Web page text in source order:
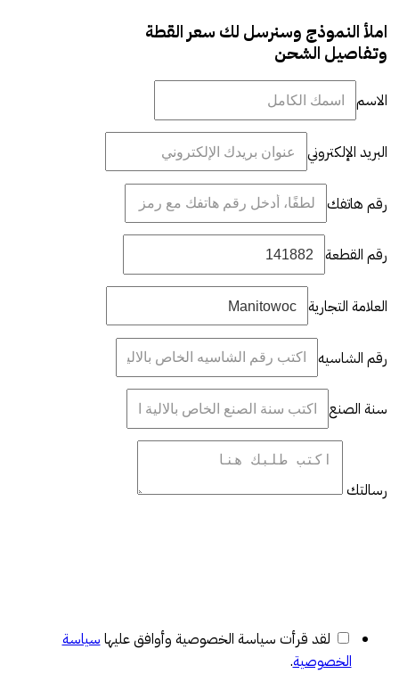
املأ النموذج وسنرسل لك سعر القطة
وتفاصيل الشحن
الاسم
البريد الإلكتروني
رقم هاتفك
رقم القطعة
العلامة التجارية
رقم الشاسيه
سنة الصنع
رسالتك
لقد قرأت سياسة الخصوصية وأوافق عليها سياسة
الخصوصية.